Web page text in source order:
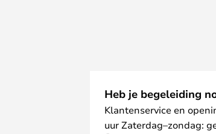
Heb je begeleiding
Klantenservice en
uur Zaterdag–zondag: